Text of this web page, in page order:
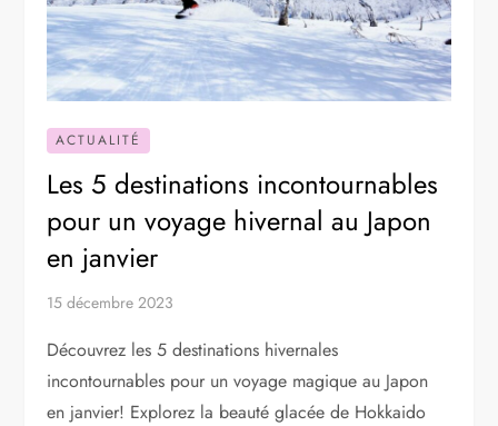
ACTUALITÉ
Les 5 destinations incontournables
pour un voyage hivernal au Japon
en janvier
15 décembre 2023
Découvrez les 5 destinations hivernales
incontournables pour un voyage magique au Japon
en janvier! Explorez la beauté glacée de Hokkaido